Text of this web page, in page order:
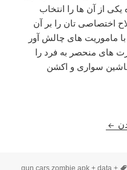
یکی از آن ها را انتخاب
اختصاصی تان را بر آن
ماموریت های چالش آور
های منحصر به فرد را
ماشین سواری و اکشن
دانلود Guns, Cars, Zombies 1.2.0.4 – بازی اکشن بی نظیر + دیتا
برچسب‌ها